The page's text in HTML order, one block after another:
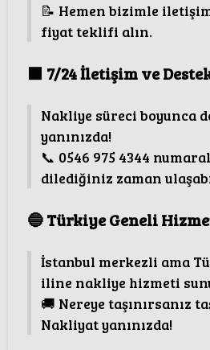
📝 Hemen bizimle
fiyat teklifi alın.
🟪 7/24 İletişim ve
Nakliye süreci boyunca
yanınızda!
📞 0546 975 4344
dilediğiniz zaman
🔵Türkiye Geneli
İstanbul merkezli ama
iline nakliye hizmeti
🚚 Nereye taşınırsanız
Nakliyat yanınızda!